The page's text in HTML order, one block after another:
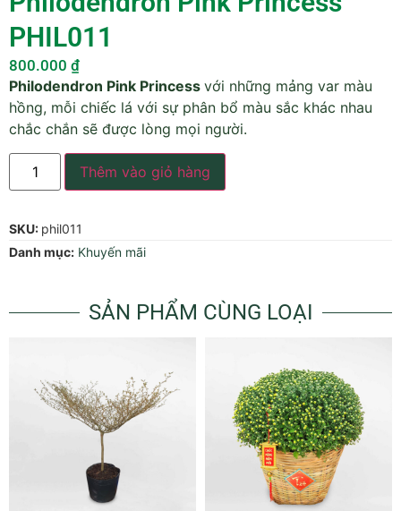
PHIL011
800.000 ₫
Philodendron Pink Princess với những mảng var màu
hồng, mỗi chiếc lá với sự phân bổ màu sắc khác nhau
chắc chắn sẽ được lòng mọi người.
Thêm vào giỏ hàng
SKU: phil011
Danh mục: Khuyến mãi
SẢN PHẨM CÙNG LOẠI